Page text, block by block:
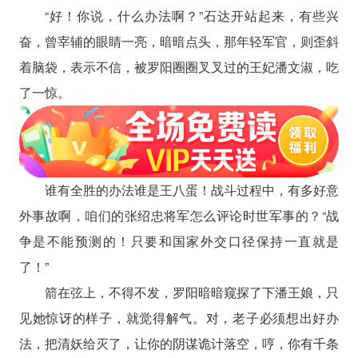
“好！你说，什么办法啊？”石达开站起来，有些兴
奋，曾宰辅的眼睛一亮，暗暗点头，那年轻军官，则歪斜
着脑袋，表示不信，被罗阳圈圈叉叉过的王妃潘文淑，吃
了一惊。
谁有全胜的办法谁是王八蛋！战斗过程中，有多好意
外事故啊，咱们的张绍忠将军怎么评论时世军事的？“战
争是不能预测的！只要和国家外交口径保持一直就是
了！”
箭在弦上，不得不发，罗阳暗暗窥探了下潘王娘，只
见她惊讶的样子，就觉得解气。对，老子必须想出好办
法，把清妖给灭了，让你的阴谋诡计落空，哼，你有千条